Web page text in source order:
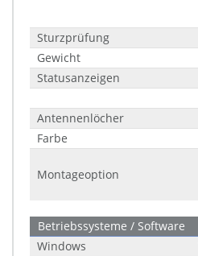
Sturzprüfung
Gewicht
Statusanzeigen
Antennenlöcher
Farbe
Montageoption
Betriebssysteme / Software
Windows